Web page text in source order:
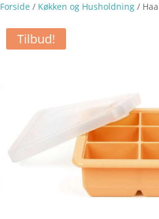
Forside / Køkken og Husholdning /
Tilbud!